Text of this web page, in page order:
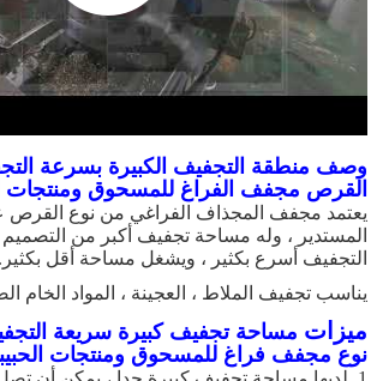
وصف منطقة التجفيف الكبيرة بسرعة
القرص مجفف الفراغ للمسحوق ومنتجات
يعتمد مجفف المجذاف الفراغي من نوع
المستدير ، وله مساحة تجفيف أكبر من
التجفيف أسرع بكثير ، ويشغل مساحة أقل بكثير.
يناسب تجفيف الملاط ، العجينة ، المواد الخام
ميزات مساحة تجفيف كبيرة سريعة
نوع مجفف فراغ للمسحوق ومنتجات